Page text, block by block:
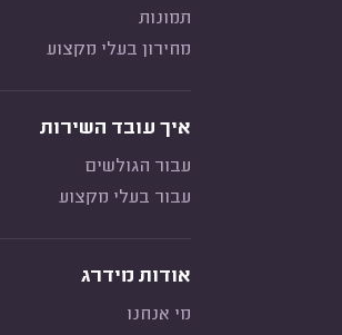
תמונות
מחירון בעלי מקצוע
איך עובד השירות
עבור הגולשים
עבור בעלי מקצוע
אודות מידרג
מי אנחנו